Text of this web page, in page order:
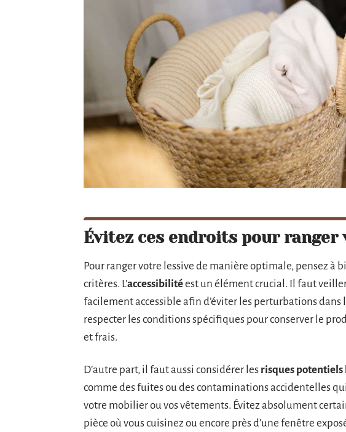
Évitez ces endroits pour ranger
Pour ranger votre lessive de manière optimale, pensez à
critères. L’accessibilitéest un élément crucial. Il faut
facilement accessible afin d’éviter les perturbations
respecter les conditions spécifiques pour conserver le
et frais.
D’autre part, il faut aussi considérer les risques potentiels
comme des fuites ou des contaminations accidentelles
votre mobilier ou vos vêtements. Évitez absolument
pièce où vous cuisinez ou encore près d’une fenêtre